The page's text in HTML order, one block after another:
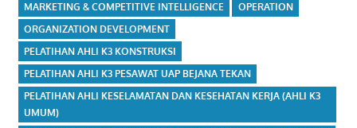
MARKETING & COMPETITIVE INTELLIGENCE
OPERATION
ORGANIZATION DEVELOPMENT
PELATIHAN AHLI K3 KONSTRUKSI
PELATIHAN AHLI K3 PESAWAT UAP BEJANA TEKAN
PELATIHAN AHLI KESELAMATAN DAN KESEHATAN KERJA (AHLI K3
UMUM)